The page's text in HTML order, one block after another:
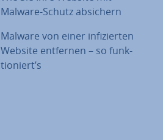
Malware-Schutz absichern
Malware von einer in­fi­zier­ten
Website entfernen – so funk­
tio­niert’s